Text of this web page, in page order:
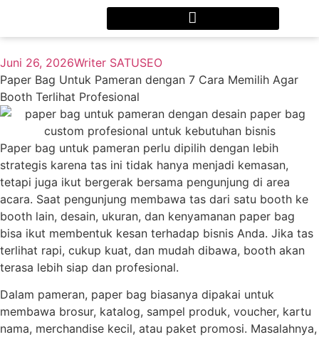
Juni 26, 2026Writer SATUSEO
Paper Bag Untuk Pameran dengan 7 Cara Memilih Agar
Booth Terlihat Profesional
Paper bag untuk pameran perlu dipilih dengan lebih
strategis karena tas ini tidak hanya menjadi kemasan,
tetapi juga ikut bergerak bersama pengunjung di area
acara. Saat pengunjung membawa tas dari satu booth ke
booth lain, desain, ukuran, dan kenyamanan paper bag
bisa ikut membentuk kesan terhadap bisnis Anda. Jika tas
terlihat rapi, cukup kuat, dan mudah dibawa, booth akan
terasa lebih siap dan profesional.
Dalam pameran, paper bag biasanya dipakai untuk
membawa brosur, katalog, sampel produk, voucher, kartu
nama, merchandise kecil, atau paket promosi. Masalahnya,